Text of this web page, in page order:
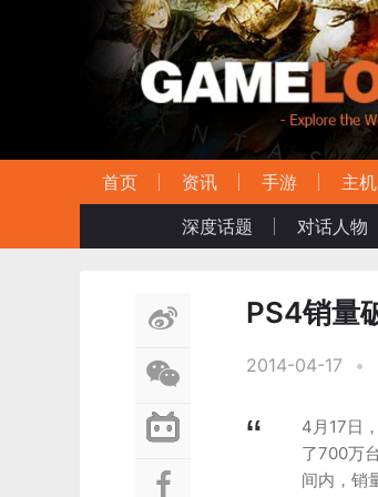
首页 资讯 手游 主机
深度话题
对话人物
PS4销量
2014-04-17 •
4月17日
了700万
间内，销